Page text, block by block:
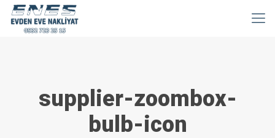
supplier-zoombox-
bulb-icon